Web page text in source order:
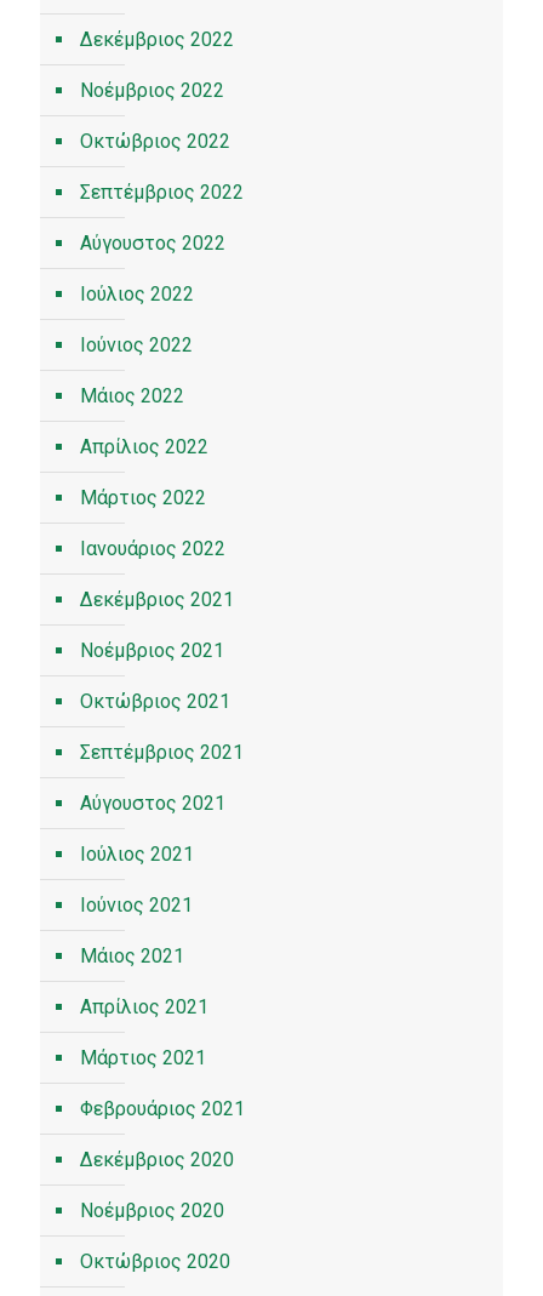
Δεκέμβριος 2022
Νοέμβριος 2022
Οκτώβριος 2022
Σεπτέμβριος 2022
Αύγουστος 2022
Ιούλιος 2022
Ιούνιος 2022
Μάιος 2022
Απρίλιος 2022
Μάρτιος 2022
Ιανουάριος 2022
Δεκέμβριος 2021
Νοέμβριος 2021
Οκτώβριος 2021
Σεπτέμβριος 2021
Αύγουστος 2021
Ιούλιος 2021
Ιούνιος 2021
Μάιος 2021
Απρίλιος 2021
Μάρτιος 2021
Φεβρουάριος 2021
Δεκέμβριος 2020
Νοέμβριος 2020
Οκτώβριος 2020